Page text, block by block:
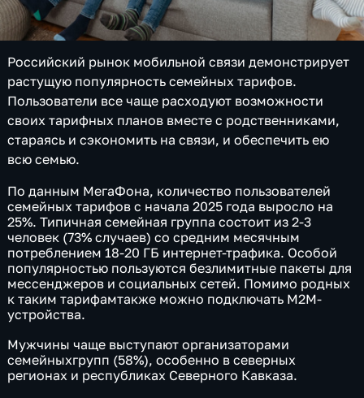
Российский рынок мобильной связи демонстрирует
растущую популярность семейных тарифов.
Пользователи все чаще расходуют возможности
своих тарифных планов вместе с родственниками,
стараясь и сэкономить на связи, и обеспечить ею
всю семью.
По данным МегаФона, количество пользователей
семейных тарифов с начала 2025 года выросло на
25%. Типичная семейная группа состоит из 2-3
человек (73% случаев) со средним месячным
потреблением 18-20 ГБ интернет-трафика. Особой
популярностью пользуются безлимитные пакеты для
мессенджеров и социальных сетей. Помимо родных
к таким тарифамтакже можно подключать M2M-
устройства.
Мужчины чаще выступают организаторами
семейныхгрупп (58%), особенно в северных
регионах и республиках Северного Кавказа.